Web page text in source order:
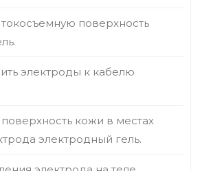
поверхность
электроды к кабелю
кожи в местах
электродный гель.